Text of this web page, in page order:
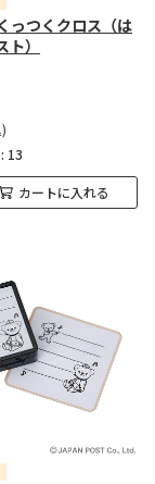
っつくクロス（は
）
13
カートに入れる